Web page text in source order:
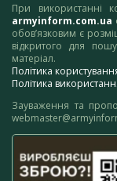
При використанні
armyinform.com.ua
обов’язковим є
відкритого для
матеріал.
Політика
Політика
Зауваження та